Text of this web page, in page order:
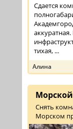
Сдается
тихая, ...
Алина
Морской
Снять
Морском